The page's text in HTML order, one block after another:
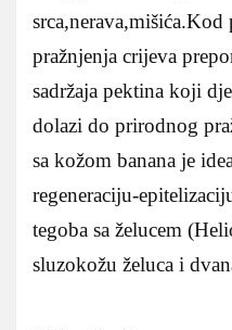
srca,nerava,mišića.Kod
pražnjenja crijeva
sadržaja pektina koji
dolazi do prirodnog
sa kožom banana je
regeneraciju-
tegoba sa želucem
sluzokožu želuca i